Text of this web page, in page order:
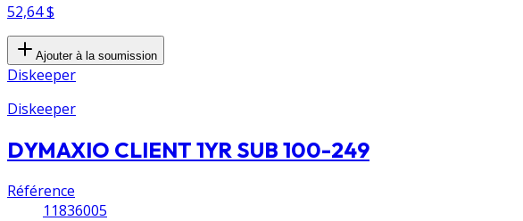
52,64 $
Ajouter à la soumission
Diskeeper
Diskeeper
DYMAXIO CLIENT 1YR SUB 100-249
Référence
11836005